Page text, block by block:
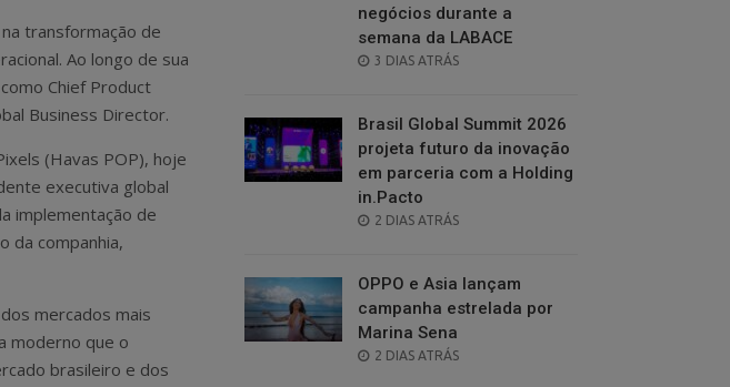
transformação de
Ao longo de sua
Chief Product
Business Director.
(Havas POP), hoje
executiva global
implementação de
da companhia,
mercados mais
moderno que o
brasileiro e dos
negócios durante a
semana da LABACE
POSTED
3 DIAS ATRÁS
Brasil Global Summit 2026
projeta futuro da inovação
em parceria com a Holding
in.Pacto
POSTED
2 DIAS ATRÁS
OPPO e Asia lançam
campanha estrelada por
Marina Sena
POSTED
2 DIAS ATRÁS